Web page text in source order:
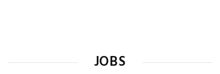
JOBS